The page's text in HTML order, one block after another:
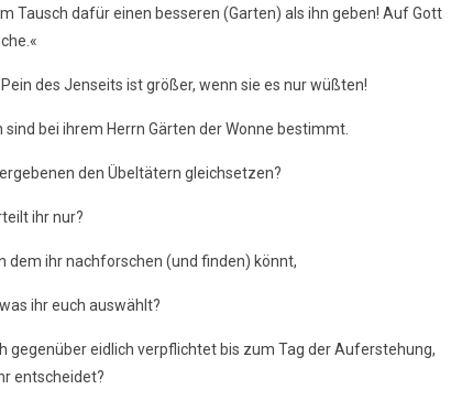
Tausch dafür einen besseren (Garten) als ihn geben! Auf Gott
des Jenseits ist größer, wenn sie es nur wüßten!
bei ihrem Herrn Gärten der Wonne bestimmt.
den Übeltätern gleichsetzen?
ihr nur?
dem ihr nachforschen (und finden) könnt,
ihr euch auswählt?
gegenüber eidlich verpflichtet bis zum Tag der Auferstehung,
entscheidet?